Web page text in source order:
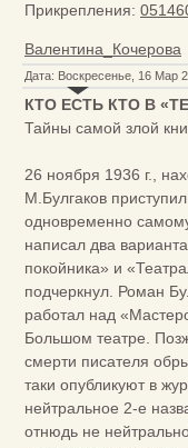
Прикрепления:
Валентина_Кочерова
Дата: Воскресенье, 16 Мар
КТО ЕСТЬ КТО В
Тайны самой злой
26 ноября 1936 г.,
М.Булгаков
одновременно
написал два
покойника» и
подчеркнул. Роман
работал над
Большом театре.
смерти писателя
таки опубликуют в
нейтральное 2-е
отнюдь не